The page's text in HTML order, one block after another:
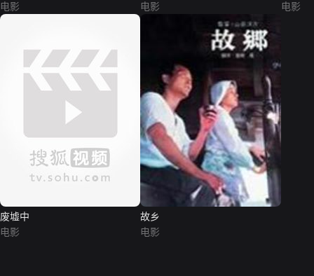
电影
电影
电影
废墟中
电影
故乡
电影